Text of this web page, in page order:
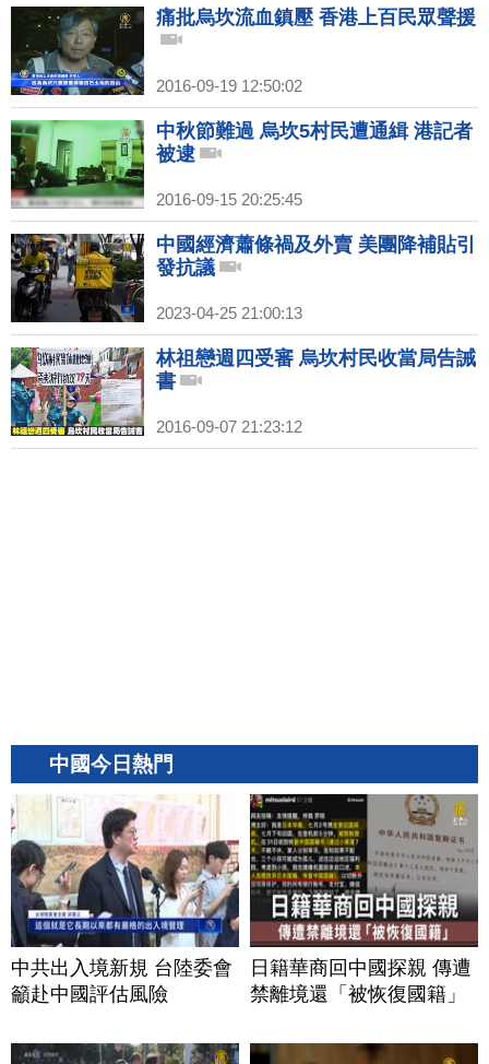
痛批烏坎流血鎮壓 香港上百民眾聲援
2016-09-19 12:50:02
中秋節難過 烏坎5村民遭通緝 港記者
被逮
2016-09-15 20:25:45
中國經濟蕭條禍及外賣 美團降補貼引
發抗議
2023-04-25 21:00:13
林祖戀週四受審 烏坎村民收當局告誡
書
2016-09-07 21:23:12
中國今日熱門
中共出入境新規 台陸委會
籲赴中國評估風險
日籍華商回中國探親 傳遭
禁離境還「被恢復國籍」